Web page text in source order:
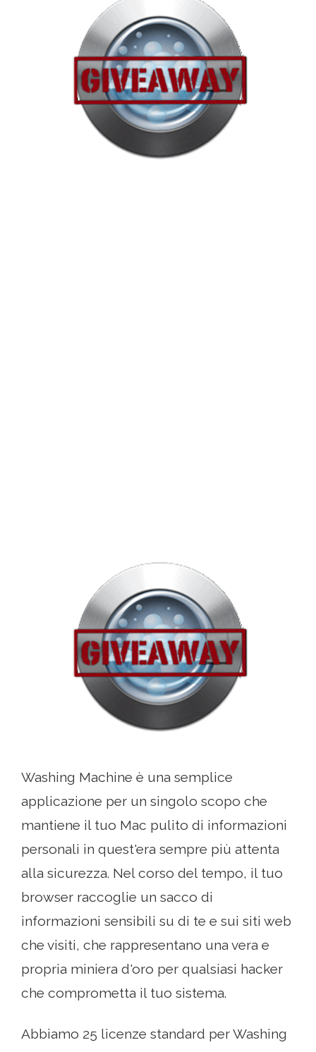
Washing Machine è una semplice
applicazione per un singolo scopo che
mantiene il tuo Mac pulito di informazioni
personali in quest'era sempre più attenta
alla sicurezza. Nel corso del tempo, il tuo
browser raccoglie un sacco di
informazioni sensibili su di te e sui siti web
che visiti, che rappresentano una vera e
propria miniera d'oro per qualsiasi hacker
che comprometta il tuo sistema.
Abbiamo 25 licenze standard per Washing